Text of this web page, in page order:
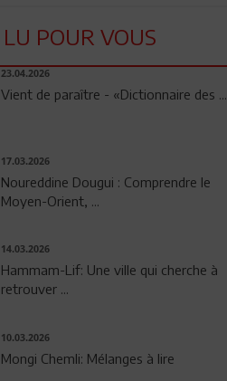
LU POUR VOUS
23.04.2026
Vient de paraître - «Dictionnaire des ...
17.03.2026
Noureddine Dougui : Comprendre le
Moyen-Orient, ...
14.03.2026
Hammam-Lif: Une ville qui cherche à
retrouver ...
10.03.2026
Mongi Chemli: Mélanges à lire